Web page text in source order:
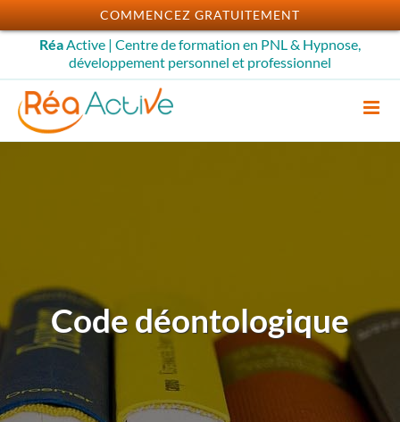
Passer
au
contenu
RéaActive | Centre de formation en PNL & Hypnose,
développement personnel et professionnel
Code déontologique
COMMENCEZ GRATUITEMENT